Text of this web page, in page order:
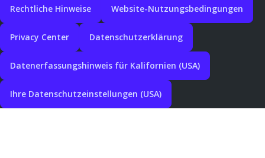
Rechtliche Hinweise Website-Nutzungsbedingungen
Privacy Center Datenschutzerklärung
Datenerfassungshinweis für Kalifornien (USA)
Ihre Datenschutzeinstellungen (USA)